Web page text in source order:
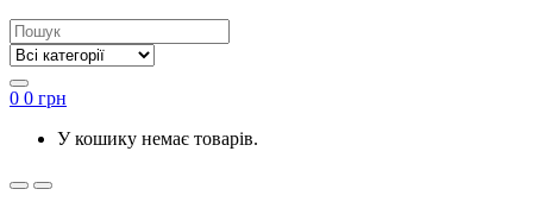
0 0 грн
У кошику немає товарів.